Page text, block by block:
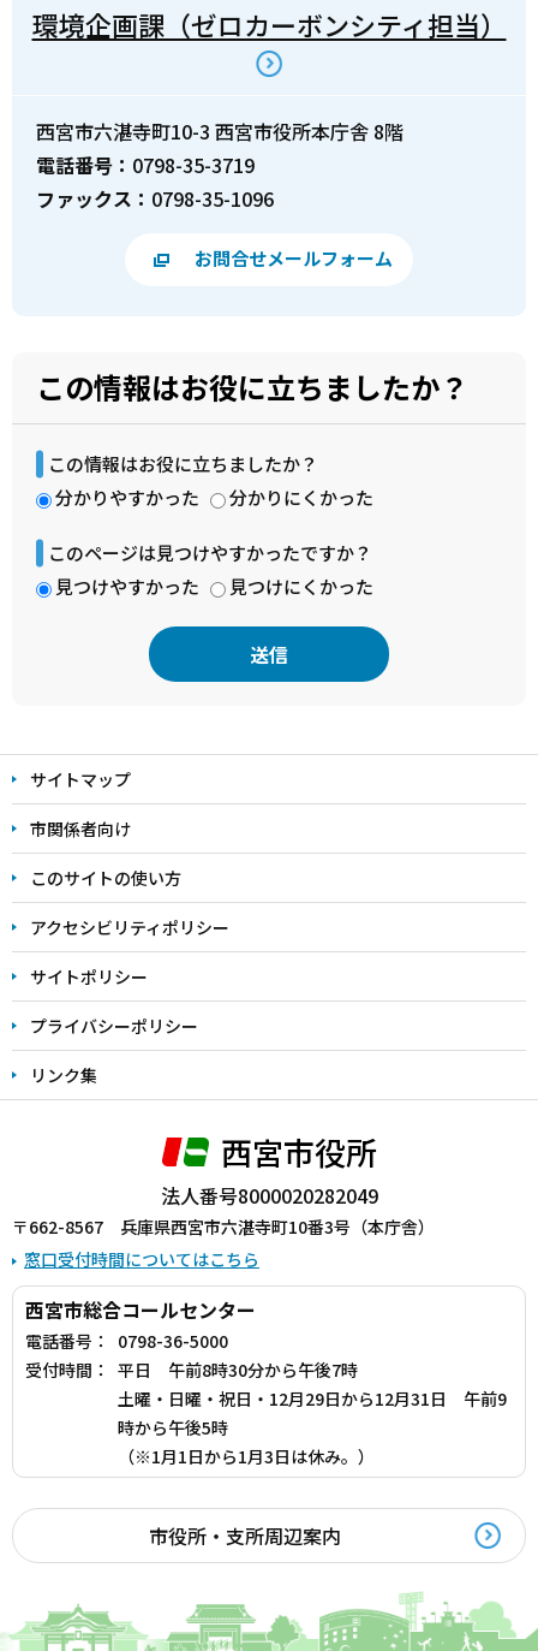
環境企画課（ゼロカーボンシティ担当）
西宮市六湛寺町10-3 西宮市役所本庁舎 8階
電話番号： 0798-35-3719
ファックス： 0798-35-1096
お問合せメールフォーム
この情報はお役に立ちましたか？
この情報はお役に立ちましたか？
分かりやすかった
分かりにくかった
このページは見つけやすかったですか？
見つけやすかった
見つけにくかった
文
こ
こ
ま
サイトマップ
市関係者向け
このサイトの使い方
アクセシビリティポリシー
サイトポリシー
プライバシーポリシー
リンク集
西宮市役所
法人番号8000020282049
〒662-8567 兵庫県西宮市六湛寺町10番3号（本庁舎）
窓口受付時間についてはこちら
西宮市総合コールセンター
電話番号：
0798-36-5000
受付時間：
平日 午前8時30分から午後7時
土曜・日曜・祝日・12月29日から12月31日 午前9
時から午後5時
（※1月1日から1月3日は休み。）
市役所・支所周辺案内